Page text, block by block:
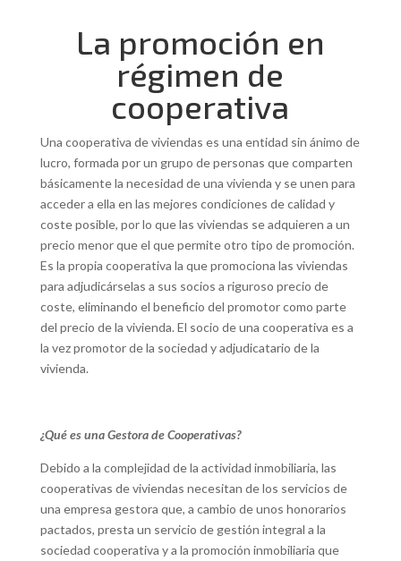
La promoción en
régimen de
cooperativa
Una cooperativa de viviendas es una entidad sin ánimo de
lucro, formada por un grupo de personas que comparten
básicamente la necesidad de una vivienda y se unen para
acceder a ella en las mejores condiciones de calidad y
coste posible, por lo que las viviendas se adquieren a un
precio menor que el que permite otro tipo de promoción.
Es la propia cooperativa la que promociona las viviendas
para adjudicárselas a sus socios a riguroso precio de
coste, eliminando el beneficio del promotor como parte
del precio de la vivienda. El socio de una cooperativa es a
la vez promotor de la sociedad y adjudicatario de la
vivienda.
¿Qué es una Gestora de Cooperativas?
Debido a la complejidad de la actividad inmobiliaria, las
cooperativas de viviendas necesitan de los servicios de
una empresa gestora que, a cambio de unos honorarios
pactados, presta un servicio de gestión integral a la
sociedad cooperativa y a la promoción inmobiliaria que